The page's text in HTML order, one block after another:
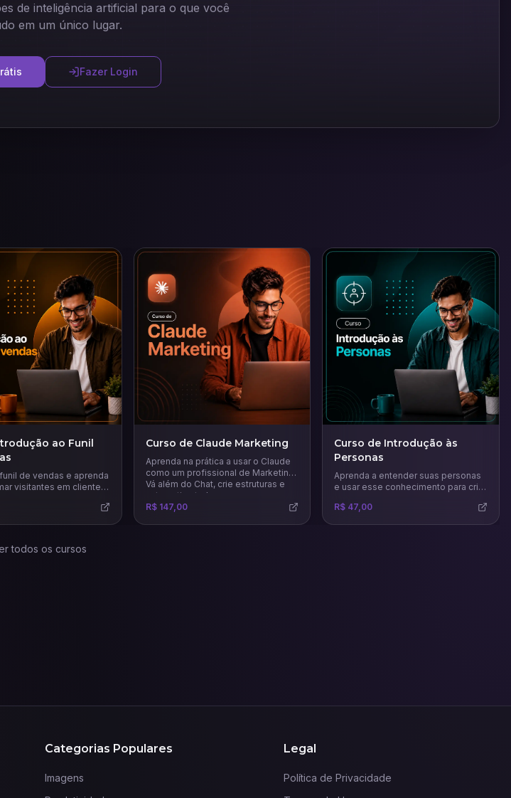
de inteligência artificial para o que você
em um único lugar.
Fazer Login
ao Funil
de vendas e aprenda
visitantes em clientes
engajar e converter
métricas para maximizar
no marketing digital.
Curso de Claude Marketing
Aprenda na prática a usar o Claude
como um profissional de Marketing.
Vá além do Chat, crie estruturas e
automatize tudo.
R$ 147,00
Curso de Introdução às
Personas
Aprenda a entender suas personas
e usar esse conhecimento para criar
precisas e eficazes.
R$ 47,00
todos os cursos
Categorias Populares
Imagens
Legal
Política de Privacidade